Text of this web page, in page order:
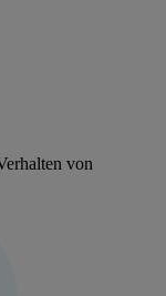
von